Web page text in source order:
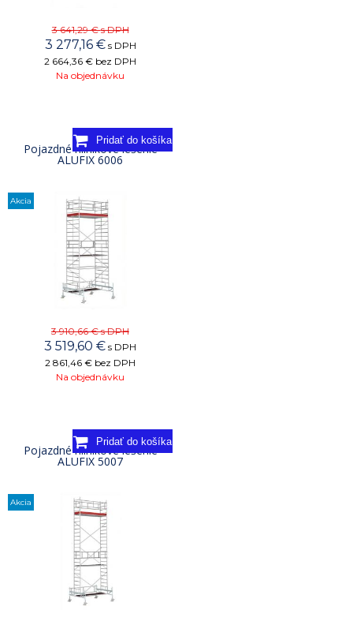
3 641,29 €s DPH
3 277,16 € s DPH
2 664,36 € bez DPH
Na objednávku
Pojazdné hliníkové lešenie
ALUFIX 6006
Akcia
3 910,66 €s DPH
3 519,60 € s DPH
2 861,46 € bez DPH
Na objednávku
Pojazdné hliníkové lešenie
ALUFIX 5007
Akcia